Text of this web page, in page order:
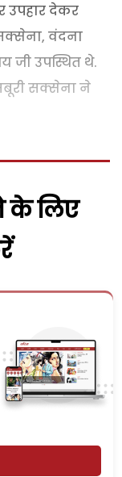
उपहार देकर
वंदना
जी उपस्थित थे.
सक्सेना ने
के लिए